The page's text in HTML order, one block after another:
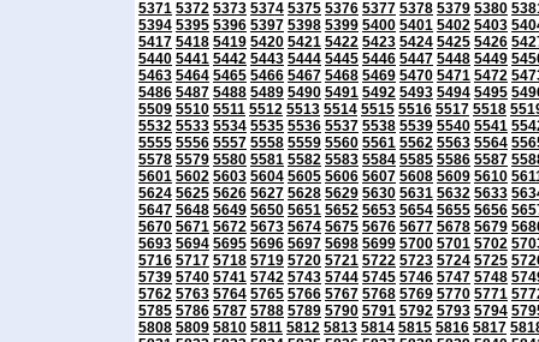
5371 5372 5373 5374 5375 5376 5377 5378 5379 5380
5394 5395 5396 5397 5398 5399 5400 5401 5402 5403
5417 5418 5419 5420 5421 5422 5423 5424 5425 5426
5440 5441 5442 5443 5444 5445 5446 5447 5448 5449
5463 5464 5465 5466 5467 5468 5469 5470 5471 5472
5486 5487 5488 5489 5490 5491 5492 5493 5494 5495
5509 5510 5511 5512 5513 5514 5515 5516 5517 5518
5532 5533 5534 5535 5536 5537 5538 5539 5540 5541
5555 5556 5557 5558 5559 5560 5561 5562 5563 5564
5578 5579 5580 5581 5582 5583 5584 5585 5586 5587
5601 5602 5603 5604 5605 5606 5607 5608 5609 5610
5624 5625 5626 5627 5628 5629 5630 5631 5632 5633
5647 5648 5649 5650 5651 5652 5653 5654 5655 5656
5670 5671 5672 5673 5674 5675 5676 5677 5678 5679
5693 5694 5695 5696 5697 5698 5699 5700 5701 5702
5716 5717 5718 5719 5720 5721 5722 5723 5724 5725
5739 5740 5741 5742 5743 5744 5745 5746 5747 5748
5762 5763 5764 5765 5766 5767 5768 5769 5770 5771
5785 5786 5787 5788 5789 5790 5791 5792 5793 5794
5808 5809 5810 5811 5812 5813 5814 5815 5816 5817